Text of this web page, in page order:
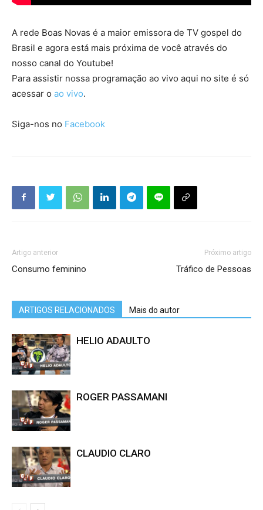
A rede Boas Novas é a maior emissora de TV gospel do
Brasil e agora está mais próxima de você através do
nosso canal do Youtube!
Para assistir nossa programação ao vivo aqui no site é só
acessar o ao vivo.
Siga-nos no Facebook
Artigo anterior
Consumo feminino
Próximo artigo
Tráfico de Pessoas
ARTIGOS RELACIONADOS Mais do autor
HELIO ADAULTO
ROGER PASSAMANI
CLAUDIO CLARO